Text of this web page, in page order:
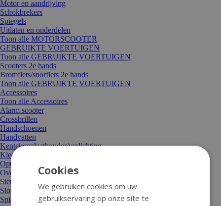
Motor en aandrijving
Schokbrekers
Spiegels
Uitlaten en onderdelen
Toon alle MOTORSCOOTER
GEBRUIKTE VOERTUIGEN
Toon alle GEBRUIKTE VOERTUIGEN
Scooters 2e hands
Bromfiets/snorfiets 2e hands
Toon alle GEBRUIKTE VOERTUIGEN
Accessoires
Toon alle Accessoires
Alarm scooter
Crossbrillen
Handschoenen
Handvatten
Kentekenplaathouder/verlichting
Kleding
Optische styling
Overige accessoires
Sierbeugel en valbeugel
Sloten
Spiegels en spiegeldelen
Cookies
We gebruiken cookies om uw
gebruikservaring op onze site te